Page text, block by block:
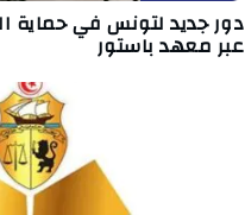
دور جديد لتونس في حماية
عبر معهد باستور